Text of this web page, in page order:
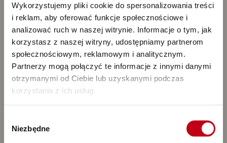
Wykorzystujemy pliki cookie do spersonalizowania treści
i reklam, aby oferować funkcje społecznościowe i
analizować ruch w naszej witrynie. Informacje o tym, jak
korzystasz z naszej witryny, udostępniamy partnerom
społecznościowym, reklamowym i analitycznym.
Partnerzy mogą połączyć te informacje z innymi danymi
otrzymanymi od Ciebie lub uzyskanymi podczas
korzystania z ich usług.
zgody
Niezbędne
Opracowane przez dietetyków Maczfit
Dla każdego, kto lubigotowe rozwiązania
Restauracyjna jakośćw dietetycznym wydaniu
Cena od 46,00 zł / dzień